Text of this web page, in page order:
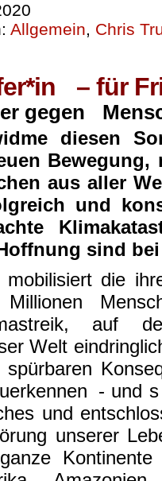
Allgemein, Chris
– für
gegen
diesen
aus aller
und
sind
die
Millionen
auf
Welt
- und
und
unserer